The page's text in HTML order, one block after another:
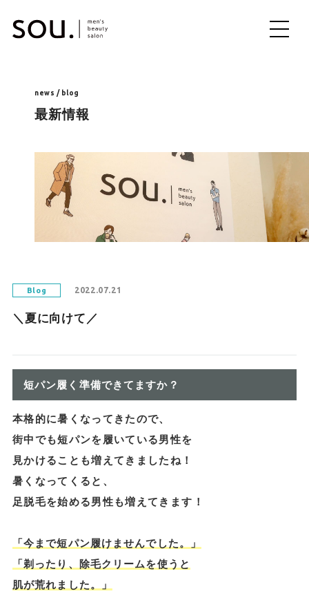
ME
news / blog
最新情報
Blog 2022.07.21
＼夏に向けて／
短パン履く準備できてますか？
本格的に暑くなってきたので、
街中でも短パンを履いている男性を
見かけることも増えてきましたね！
暑くなってくると、
足脱毛を始める男性も増えてきます！
「今まで短パン履けませんでした。」
「剃ったり、除毛クリームを使うと
肌が荒れました。」